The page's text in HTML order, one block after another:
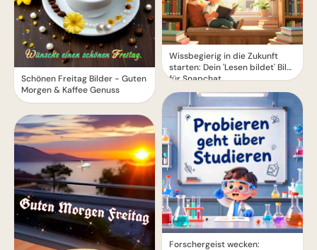
Schönen Freitag Bilder - Guten
Morgen & Kaffee Genuss
Wissbegierig in die Zukunft
starten: Dein 'Lesen bildet' Bild
für Snapchat
Forschergeist wecken: